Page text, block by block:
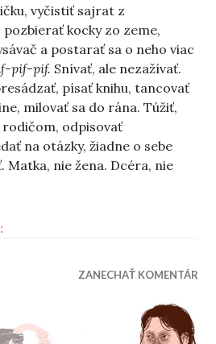
vyčistiť sajrat z
kocky zo zeme,
a postarať sa o neho viac
pif-pif. Snívať, ale nezažívať.
písať knihu, tancovať
milovať sa do rána. Túžiť,
rodičom, odpisovať
na otázky, žiadne o sebe
Matka, nie žena. Dcéra, nie
„Čo robíme matkám“
ZANECHAŤ KOMENTÁR